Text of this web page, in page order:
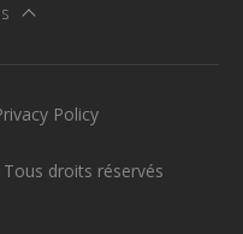
droits réservés
Policy